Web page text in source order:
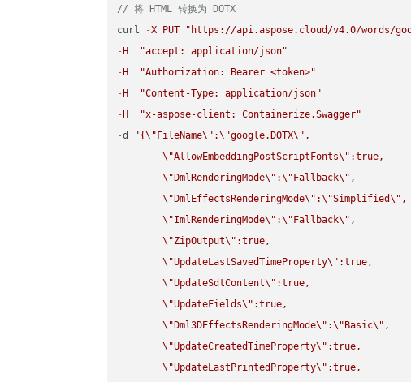
// 将 HTML 转换为 DOTX
curl
-X PUT
"https://api.aspose.cloud/v4.0/words/
- H
"accept: application/json"
- H
"Authorization: Bearer <token>"
- H
"Content-Type: application/json"
- H
"x-aspose-client: Containerize.Swagger"
-d "{\" FileName\" :\"google.DOTX\" ,
\"AllowEmbeddingPostScriptFonts\" :true,
\" DmlRenderingMode\" :\" Fallback\" ,
\" DmlEffectsRenderingMode\" :\"Simplified\" ,
\"ImlRenderingMode\" :\" Fallback\" ,
\"ZipOutput\" :true,
\"UpdateLastSavedTimeProperty\" :true,
\"UpdateSdtContent\" :true,
\"UpdateFields\" :true,
\" Dml3DEffectsRenderingMode\" :\" Basic\" ,
\"UpdateCreatedTimeProperty\" :true,
\"UpdateLastPrintedProperty\" :true,